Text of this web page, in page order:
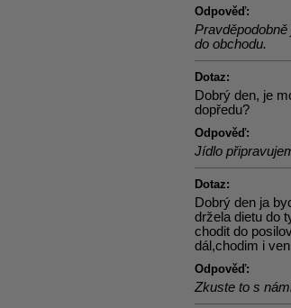
Odpověď:
do obchodu.
Dotaz:
Dobrý den, je
dopředu?
Odpověď:
Jídlo
Dotaz:
Dobrý den ja
držela dietu do
chodit do
dál,chodim i
Odpověď:
Zkuste to s